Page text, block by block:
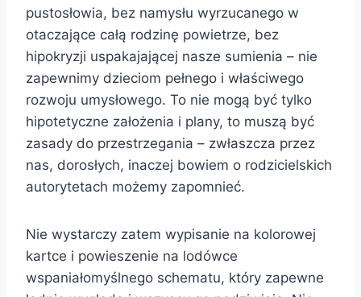
pustosłowia, bez namysłu wyrzucanego w
otaczające całą rodzinę powietrze, bez
hipokryzji uspakajającej nasze sumienia – nie
zapewnimy dzieciom pełnego i właściwego
rozwoju umysłowego. To nie mogą być tylko
hipotetyczne założenia i plany, to muszą być
zasady do przestrzegania – zwłaszcza przez
nas, dorosłych, inaczej bowiem o rodzicielskich
autorytetach możemy zapomnieć.
Nie wystarczy zatem wypisanie na kolorowej
kartce i powieszenie na lodówce
wspaniałomyślnego schematu, który zapewne